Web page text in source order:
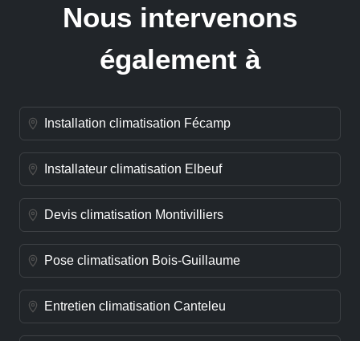
Nous intervenons
également à
Installation climatisation Fécamp
Installateur climatisation Elbeuf
Devis climatisation Montivilliers
Pose climatisation Bois-Guillaume
Entretien climatisation Canteleu